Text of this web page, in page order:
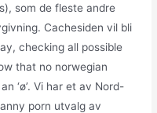
som de fleste andre
Cachesiden vil bli
checking all possible
that no norwegian
‘ø’. Vi har et av Nord-
porn utvalg av